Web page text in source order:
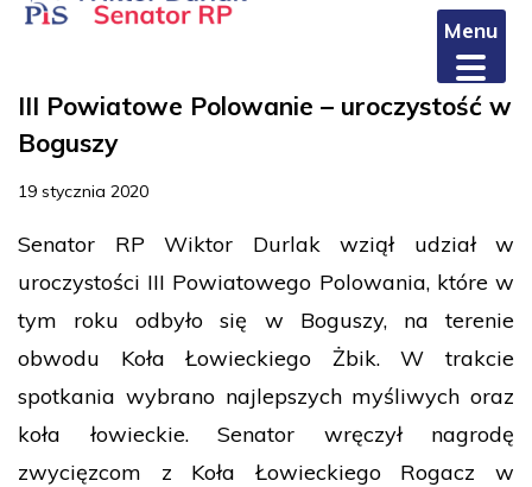
III Powiatowe Polowanie – uroczystość w
Boguszy
19 stycznia 2020
Senator RP Wiktor Durlak wziął udział w
uroczystości III Powiatowego Polowania, które w
tym roku odbyło się w Boguszy, na terenie
obwodu Koła Łowieckiego Żbik. W trakcie
spotkania wybrano najlepszych myśliwych oraz
koła łowieckie. Senator wręczył nagrodę
zwycięzcom z Koła Łowieckiego Rogacz w
Menu